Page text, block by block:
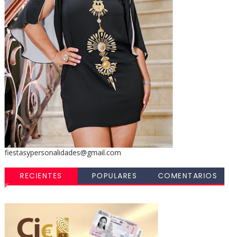
fiestasypersonalidades@gmail.com
RECIENTES POPULARES COMENTARIOS